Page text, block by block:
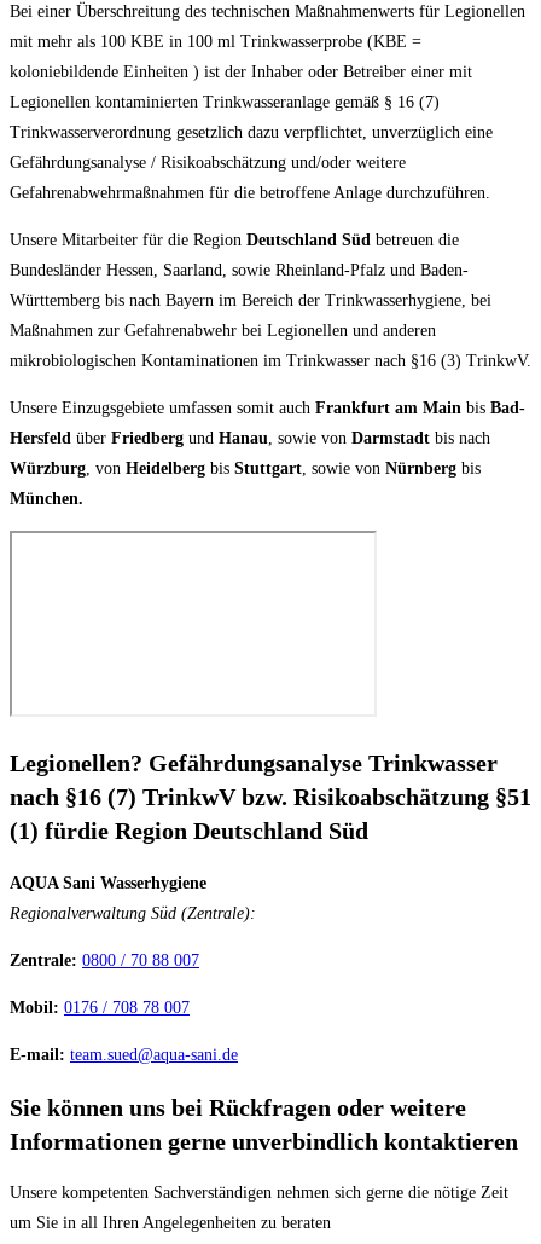
Bei einer Überschreitung des technischen Maßnahmenwerts für Legionellen
mit mehr als 100 KBE in 100 ml Trinkwasserprobe (KBE =
koloniebildende Einheiten ) ist der Inhaber oder Betreiber einer mit
Legionellen kontaminierten Trinkwasseranlage gemäß § 16 (7)
Trinkwasserverordnung gesetzlich dazu verpflichtet, unverzüglich eine
Gefährdungsanalyse / Risikoabschätzung und/oder weitere
Gefahrenabwehrmaßnahmen für die betroffene Anlage durchzuführen.
Unsere Mitarbeiter für die Region Deutschland Süd betreuen die
Bundesländer Hessen, Saarland, sowie Rheinland-Pfalz und Baden-
Württemberg bis nach Bayern im Bereich der Trinkwasserhygiene, bei
Maßnahmen zur Gefahrenabwehr bei Legionellen und anderen
mikrobiologischen Kontaminationen im Trinkwasser nach §16 (3) TrinkwV.
Unsere Einzugsgebiete umfassen somit auch Frankfurt am Main bis Bad-
Hersfeld über Friedberg und Hanau , sowie von Darmstadt bis nach
Würzburg , von Heidelberg bis Stuttgart , sowie von Nürnberg bis
München.
Legionellen? Gefährdungsanalyse Trinkwasser
nach §16 (7) TrinkwV bzw. Risikoabschätzung §51
(1) fürdie Region Deutschland Süd
AQUA Sani Wasserhygiene
Regionalverwaltung Süd (Zentrale):
Zentrale: 0800 / 70 88 007
Mobil: 0176 / 708 78 007
E-mail: team.sued@aqua-sani.de
Sie können uns bei Rückfragen oder weitere
Informationen gerne unverbindlich kontaktieren
Unsere kompetenten Sachverständigen nehmen sich gerne die nötige Zeit
um Sie in all Ihren Angelegenheiten zu beraten